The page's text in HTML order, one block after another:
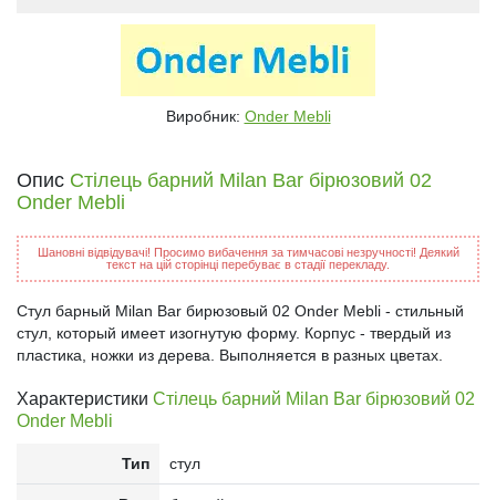
Виробник: Onder Mebli
Опис Стілець барний Milan Bar бірюзовий 02
Onder Mebli
Шановні відвідувачі! Просимо вибачення за тимчасові незручності! Деякий
текст на цій сторінці перебуває в стадії перекладу.
Стул барный Milan Bar бирюзовый 02 Onder Mebli - стильный
стул, который имеет изогнутую форму. Корпус - твердый из
пластика, ножки из дерева. Выполняется в разных цветах.
Характеристики Стілець барний Milan Bar бірюзовий 02
Onder Mebli
Тип стул